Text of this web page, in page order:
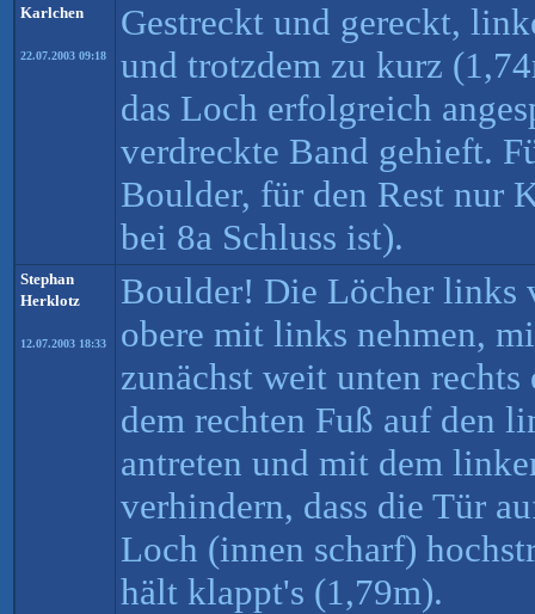
Karlchen
22.07.2003 09:18
Gestreckt und gereckt,
und trotzdem zu kurz
das Loch erfolgreich
verdreckte Band gehieft.
Boulder, für den Rest nur
bei 8a Schluss ist).
Stephan
Herklotz
12.07.2003 18:33
Boulder! Die Löcher links
obere mit links nehmen,
zunächst weit unten
dem rechten Fuß auf den
antreten und mit dem
verhindern, dass die Tür
Loch (innen scharf)
hält klappt's (1,79m).